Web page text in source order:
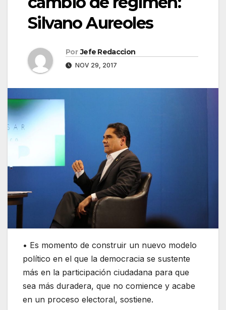
Silvano Aureoles
Por Jefe Redaccion
NOV 29, 2017
• Es momento de construir un nuevo modelo
político en el que la democracia se sustente
más en la participación ciudadana para que
sea más duradera, que no comience y acabe
en un proceso electoral, sostiene.